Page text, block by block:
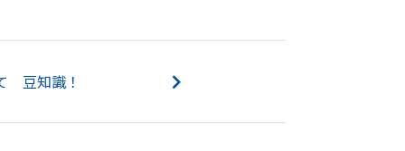
豆知識！